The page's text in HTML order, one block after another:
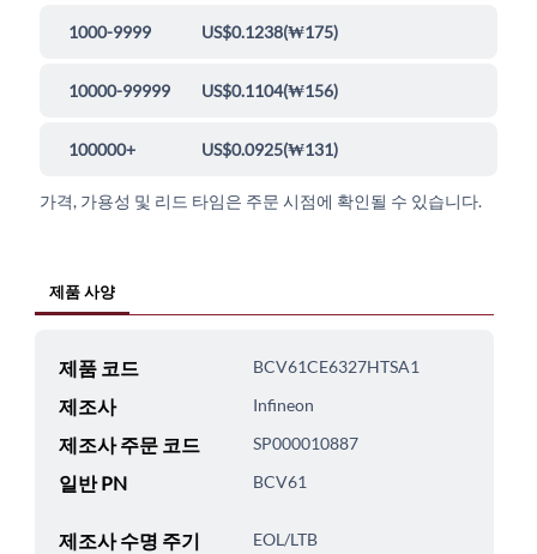
1000-9999 US$0.1238(₩175)
10000-99999 US$0.1104(₩156)
100000+ US$0.0925(₩131)
가격, 가용성 및 리드 타임은 주문 시점에 확인될 수 있습니다.
제품 사양
제품 코드 BCV61CE6327HTSA1
제조사 Infineon
제조사 주문 코드 SP000010887
일반 PN BCV61
제조사 수명 주기 EOL/LTB